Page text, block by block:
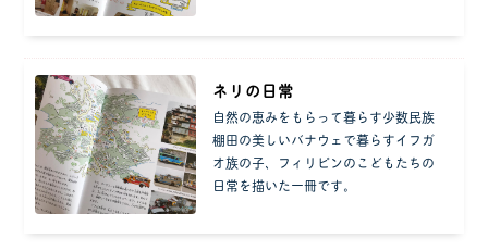
ネリの日常
自然の恵みをもらって暮らす少数民族
棚田の美しいバナウェで暮らすイフガ
オ族の子、フィリピンのこどもたちの
日常を描いた一冊です。